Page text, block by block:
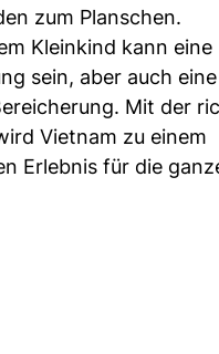
zum Planschen.
Kleinkind kann eine
sein, aber auch eine
Mit der
Vietnam zu einem
Erlebnis für die